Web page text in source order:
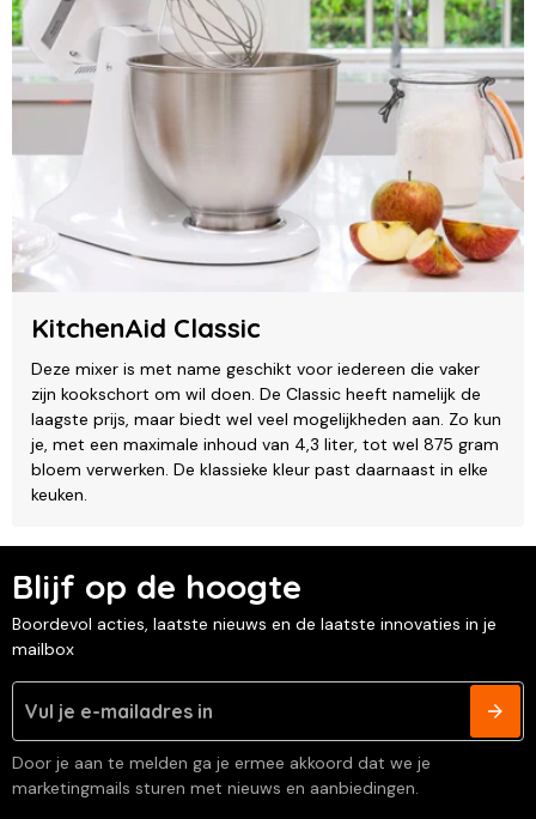
KitchenAid Classic
Deze mixer is met name geschikt voor iedereen die vaker
zijn kookschort om wil doen. De Classic heeft namelijk de
laagste prijs, maar biedt wel veel mogelijkheden aan. Zo kun
je, met een maximale inhoud van 4,3 liter, tot wel 875 gram
bloem verwerken. De klassieke kleur past daarnaast in elke
keuken.
Blijf op de hoogte
Boordevol acties, laatste nieuws en de laatste innovaties in je
mailbox
Door je aan te melden ga je ermee akkoord dat we je
marketingmails sturen met nieuws en aanbiedingen.